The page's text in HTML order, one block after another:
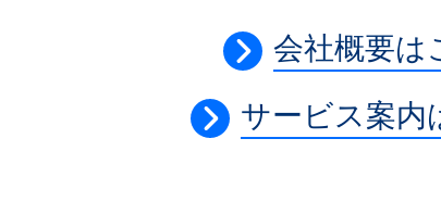
会社概要は
サービス案内